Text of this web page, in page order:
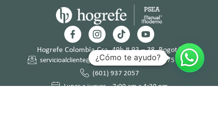
Hogrefe Colombia Cra. 49b # 93 – 38, Bogotá
servicioalcliente@hogrefe.co
+57 321 475 8010
(601) 937 2057
Lunes a jueves – 7:00 am a 4:30 pm
¿Cómo te ayudo?